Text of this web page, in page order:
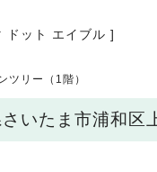
ドット エイブル ]
ツリー（1階）
いたま市浦和区